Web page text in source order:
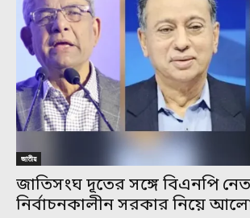
জাতীয়
জাতিসংঘ দূতের সঙ্গে বিএনপি
নির্বাচনকালীন সরকার নিয়ে